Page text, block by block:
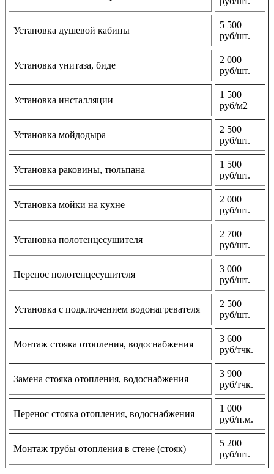
Установка душевой кабины
5 500
руб/шт.
Установка унитаза, биде
2 000
руб/шт.
Установка инсталляции
1 500
руб/м2
Установка мойдодыра
2 500
руб/шт.
Установка раковины, тюльпана
1 500
руб/шт.
Установка мойки на кухне
2 000
руб/шт.
Установка полотенцесушителя
2 700
руб/шт.
Перенос полотенцесушителя
3 000
руб/шт.
Установка с подключением водонагревателя
2 500
руб/шт.
Монтаж стояка отопления, водоснабжения
3 600
руб/тчк.
Замена стояка отопления, водоснабжения
3 900
руб/тчк.
Перенос стояка отопления, водоснабжения
1 000
руб/п.м.
Монтаж трубы отопления в стене (стояк)
5 200
руб/шт.